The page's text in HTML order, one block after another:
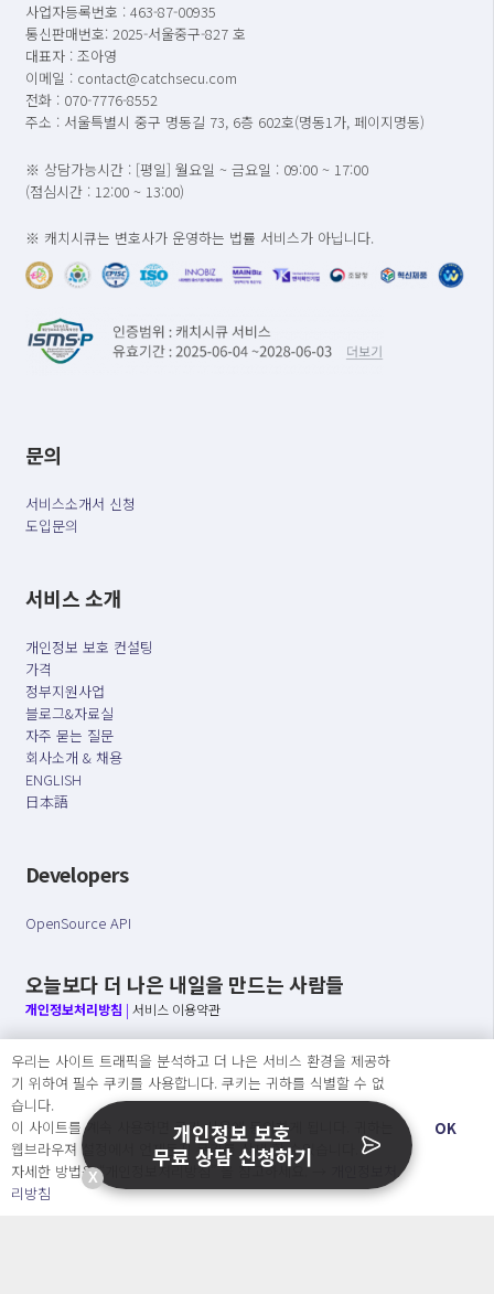
사업자등록번호 : 463-87-00935
통신판매번호: 2025-서울중구-827 호
대표자 : 조아영
이메일 : contact@catchsecu.com
전화 : 070-7776-8552
주소 : 서울특별시 중구 명동길 73, 6층 602호(명동1가, 페이지명동)
※ 상담가능시간 : [평일] 월요일 ~ 금요일 : 09:00 ~ 17:00
(점심시간 : 12:00 ~ 13:00)
※ 캐치시큐는 변호사가 운영하는 법률 서비스가 아닙니다.
문의
서비스소개서 신청
도입문의
서비스 소개
개인정보 보호 컨설팅
가격
정부지원사업
블로그&자료실
자주 묻는 질문
회사소개 & 채용
ENGLISH
日本語
Developers
OpenSource API
오늘보다 더 나은 내일을 만드는 사람들
개인정보처리방침 | 서비스 이용약관
○ 개인정보보호 컴플라이언스를 선도하겠습니다.
○ 정보주체의 권리를 보장하겠습니다.
○ 기업의 개인정보보호를 위한 효율적 관리를 보장하겠습니다.
Copyright Ⓒ
2026 O.NE PEOPLE Co., Ltd. All rights reserved.
우리는 사이트 트래픽을 분석하고 더 나은 서비스 환경을 제공하
기 위하여 필수 쿠키를 사용합니다. 쿠키는 귀하를 식별할 수 없
습니다.
이 사이트를 계속 사용하면 쿠키 사용에 동의하게 됩니다. 귀하는
웹브라우져 설정에서 언제든지 쿠키를 삭제 할 수있습니다.
자세한 방법은 “개인정보처리방침” 을 참고하세요. →
리방침
OK
X
개인정보 보호
무료 상담 신청하기